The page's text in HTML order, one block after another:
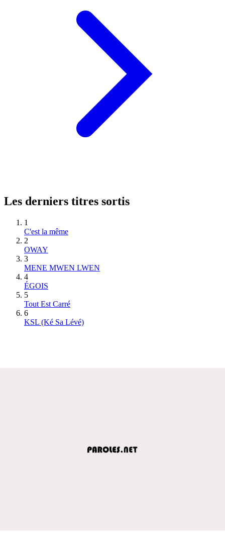
Les derniers titres sortis
1
C'est la même
2
OWAY
3
MENE MWEN LWEN
4
ÉGOIS
5
Tout Est Carré
6
KSL (Ké Sa Lévé)